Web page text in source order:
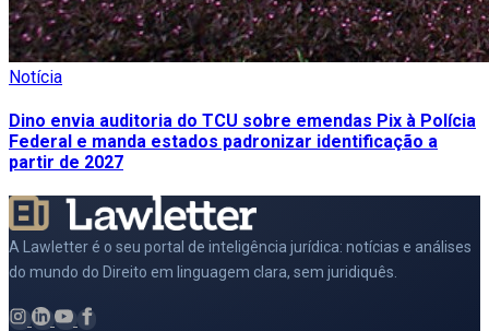
Notícia
Dino envia auditoria do TCU sobre emendas Pix à Polícia
Federal e manda estados padronizar identificação a
partir de 2027
A Lawletter é o seu portal de inteligência jurídica: notícias e análises
do mundo do Direito em linguagem clara, sem juridiquês.